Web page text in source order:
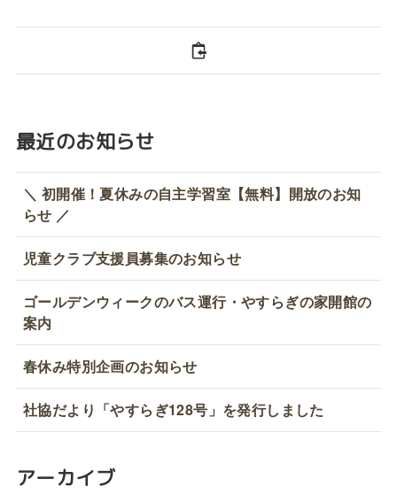
最近のお知らせ
＼ 初開催！夏休みの自主学習室【無料】開放のお知
らせ ／
児童クラブ支援員募集のお知らせ
ゴールデンウィークのバス運行・やすらぎの家開館の
案内
春休み特別企画のお知らせ
社協だより「やすらぎ128号」を発行しました
アーカイブ